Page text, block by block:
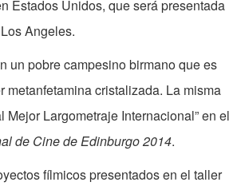
Estados Unidos, que será presentada
Angeles.
un pobre campesino birmano que es
metanfetamina cristalizada. La misma
Mejor Largometraje Internacional” en el
de Cine de Edinburgo 2014.
fílmicos presentados en el taller